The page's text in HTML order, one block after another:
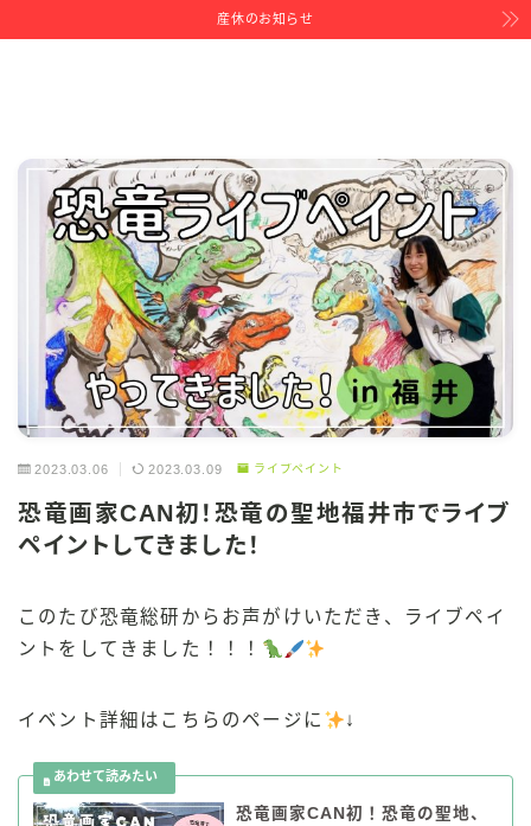
産休のお知らせ
2023.03.06 2023.03.09 ライブペイント
恐竜画家CAN初！恐竜の聖地福井市でライブ
ペイントしてきました！
このたび恐竜総研からお声がけいただき、ライブペイ
ントをしてきました！！！
イベント詳細はこちらのページに ↓
恐竜画家CAN初！恐竜の聖地、